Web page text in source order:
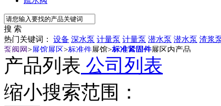
搜 索
热门关键词： 设备 深水泵 计量泵 计量泵 潜水泵 潜水泵 渣浆
泵阀网>展馆展区>标准件展馆>标准紧固件展区内产品
产品列表 公司列表
缩小搜索范围：